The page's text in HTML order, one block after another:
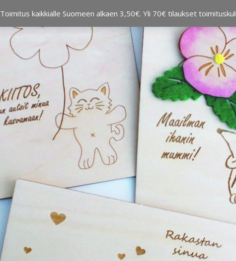
Toimitus kaikkialle Suomeen alkaen 3,50€. Yli 70€ tilaukset